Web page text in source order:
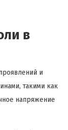
в
и
такими как
напряжение